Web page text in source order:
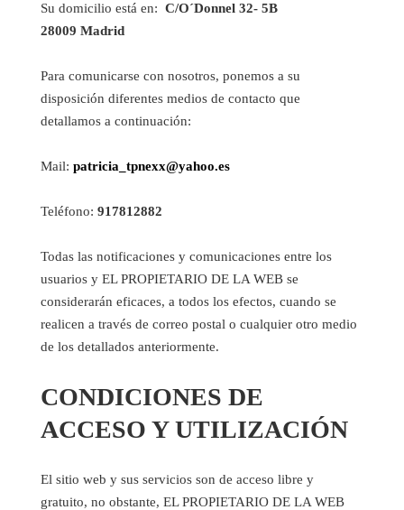
Su domicilio está en: C/O´Donnel 32- 5B
28009 Madrid
Para comunicarse con nosotros, ponemos a su
disposición diferentes medios de contacto que
detallamos a continuación:
Mail: patricia_tpnexx@yahoo.es
Teléfono: 917812882
Todas las notificaciones y comunicaciones entre los
usuarios y EL PROPIETARIO DE LA WEB se
considerarán eficaces, a todos los efectos, cuando se
realicen a través de correo postal o cualquier otro medio
de los detallados anteriormente.
CONDICIONES DE
ACCESO Y UTILIZACIÓN
El sitio web y sus servicios son de acceso libre y
gratuito, no obstante, EL PROPIETARIO DE LA WEB